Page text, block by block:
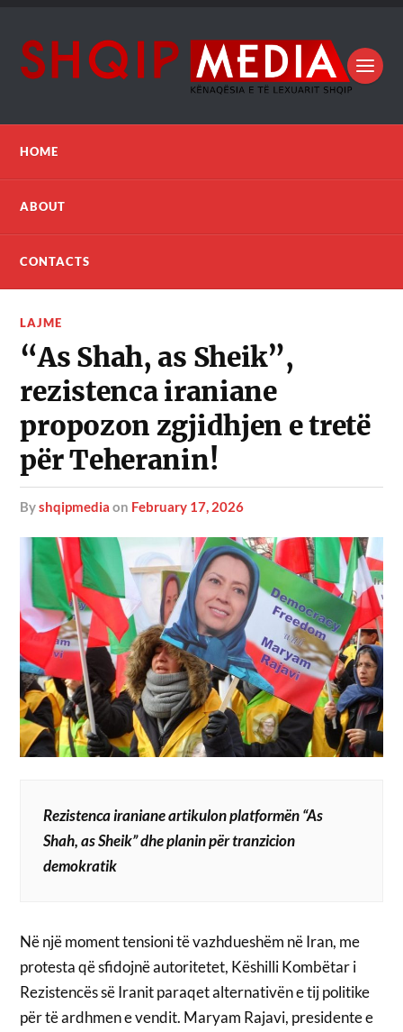
HOME
ABOUT
CONTACTS
LAJME
“As Shah, as Sheik”,
rezistenca iraniane
propozon zgjidhjen e tretë
për Teheranin!
byshqipmedia on February 17, 2026
Rezistenca iraniane artikulon platformën “As
Shah, as Sheik” dhe planin për tranzicion
demokratik
Në një moment tensioni të vazhdueshëm në Iran, me
protesta që sfidojnë autoritetet, Këshilli Kombëtar i
Rezistencës së Iranit paraqet alternativën e tij politike
për të ardhmen e vendit. Maryam Rajavi, presidente e